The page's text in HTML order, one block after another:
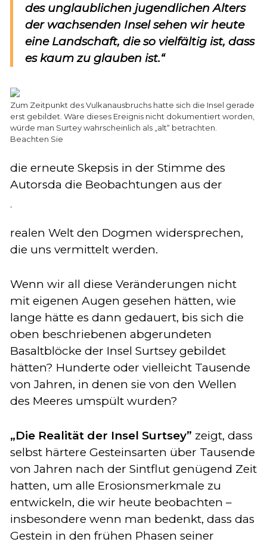
des unglaublichen jugendlichen Alters
der wachsenden Insel sehen wir heute
eine Landschaft, die so vielfältig ist, dass
es kaum zu glauben ist.“
Zum Zeitpunkt des Vulkanausbruchs hatte sich die Insel gerade
erst gebildet. Wäre dieses Ereignis nicht dokumentiert worden,
würde man Surtey wahrscheinlich als „alt“ betrachten.
Beachten Sie
die erneute Skepsis in der Stimme des
Autorsda die Beobachtungen aus der
realen Welt den Dogmen widersprechen,
die uns vermittelt werden.
Wenn wir all diese Veränderungen nicht
mit eigenen Augen gesehen hätten, wie
lange hätte es dann gedauert, bis sich die
oben beschriebenen abgerundeten
Basaltblöcke der Insel Surtsey gebildet
hätten? Hunderte oder vielleicht Tausende
von Jahren, in denen sie von den Wellen
des Meeres umspült wurden?
„Die Realität der Insel Surtsey” zeigt, dass
selbst härtere Gesteinsarten über Tausende
von Jahren nach der Sintflut genügend Zeit
hatten, um alle Erosionsmerkmale zu
entwickeln, die wir heute beobachten –
insbesondere wenn man bedenkt, dass das
Gestein in den frühen Phasen seiner